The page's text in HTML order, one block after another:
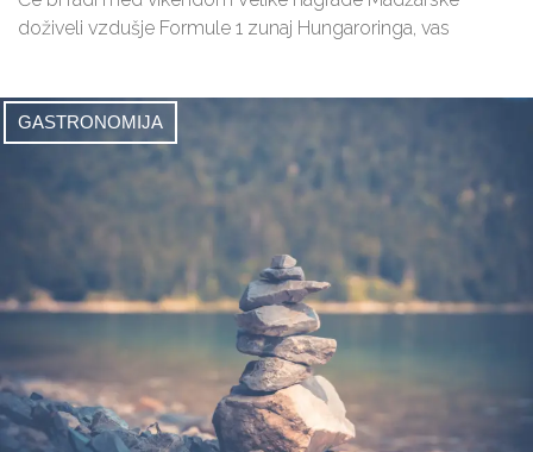
doživeli vzdušje Formule 1 zunaj Hungaroringa, vas
GASTRONOMIJA